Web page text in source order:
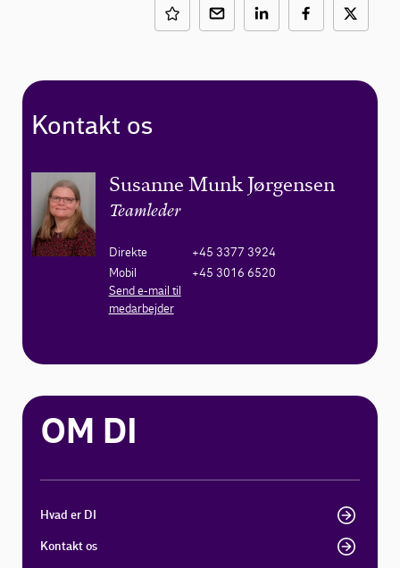
Kontakt os
Susanne Munk Jørgensen
Teamleder
Direkte
+45 3377 3924
Mobil
+45 3016 6520
Send e-mail til
medarbejder
OM DI
Hvad er DI
Kontakt os